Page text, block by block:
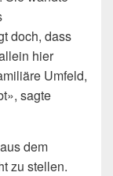
doch, dass
hier
Umfeld,
sagte
dem
zu stellen.